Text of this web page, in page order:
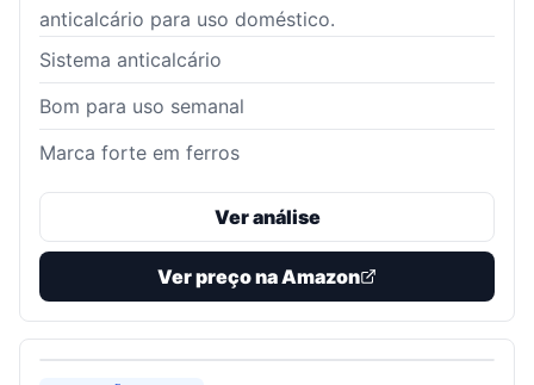
anticalcário para uso doméstico.
Sistema anticalcário
Bom para uso semanal
Marca forte em ferros
Ver análise
Ver preço na Amazon